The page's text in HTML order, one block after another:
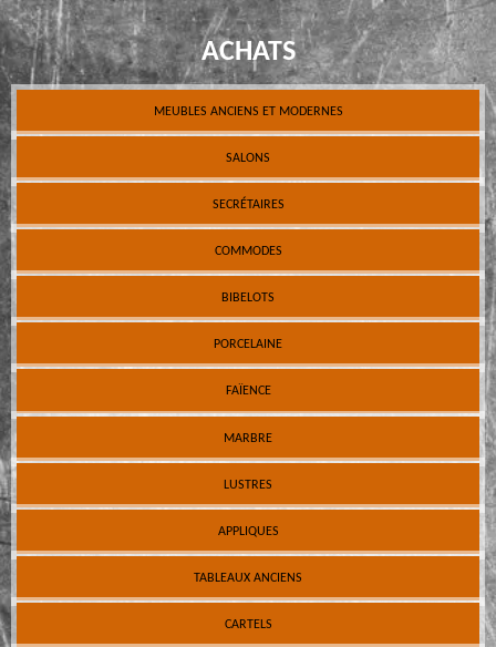
ACHATS
MEUBLES ANCIENS ET MODERNES
SALONS
SECRÉTAIRES
COMMODES
BIBELOTS
PORCELAINE
FAÏENCE
MARBRE
LUSTRES
APPLIQUES
TABLEAUX ANCIENS
CARTELS